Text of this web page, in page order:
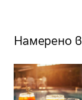
Намерено в